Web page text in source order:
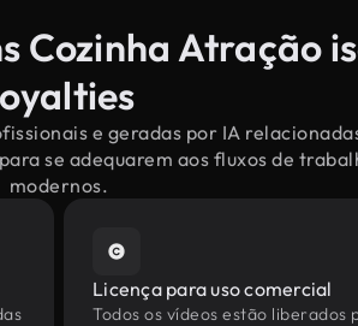
Cozinha Atração
e geradas por IA
se adequarem aos fluxos de
modernos.
Licença para uso comercial
Todos os vídeos estão liberados